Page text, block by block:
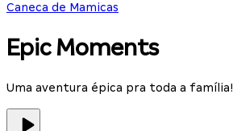
Caneca de Mamicas
Epic Moments
Uma aventura épica pra toda a família!